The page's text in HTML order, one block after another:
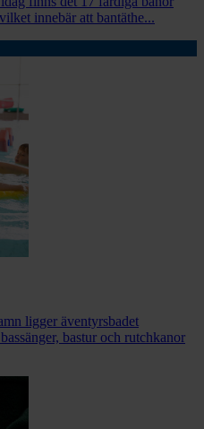
innebär att bantäthe...
ligger äventyrsbadet
bastur och rutchkanor